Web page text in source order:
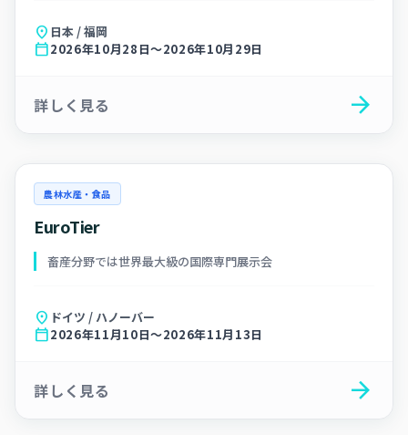
location_on 日本 / 福岡
calendar_today2026年10月28日～2026年10月29日
詳しく見る arrow_forward
農林水産・食品
EuroTier
畜産分野では世界最大級の国際専門展示会
location_on ドイツ / ハノーバー
calendar_today2026年11月10日～2026年11月13日
詳しく見る arrow_forward